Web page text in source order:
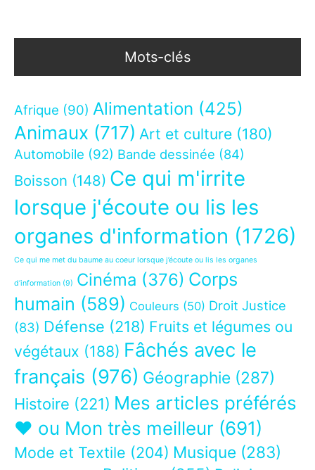
Mots-clés
Afrique (90) Alimentation (425)
Animaux (717) Art et culture (180)
Automobile (92) Bande dessinée (84)
Boisson (148) Ce qui m'irrite
lorsque j'écoute ou lis les
organes d'information (1726)
Ce qui me met du baume au coeur lorsque j’écoute ou lis les organes
d’information (9) Cinéma (376) Corps
humain (589) Couleurs (50) Droit Justice
(83) Défense (218) Fruits et légumes ou
végétaux (188) Fâchés avec le
français (976) Géographie (287)
Histoire (221) Mes articles préférés
❤ ou Mon très meilleur (691)
Mode et Textile (204) Musique (283)